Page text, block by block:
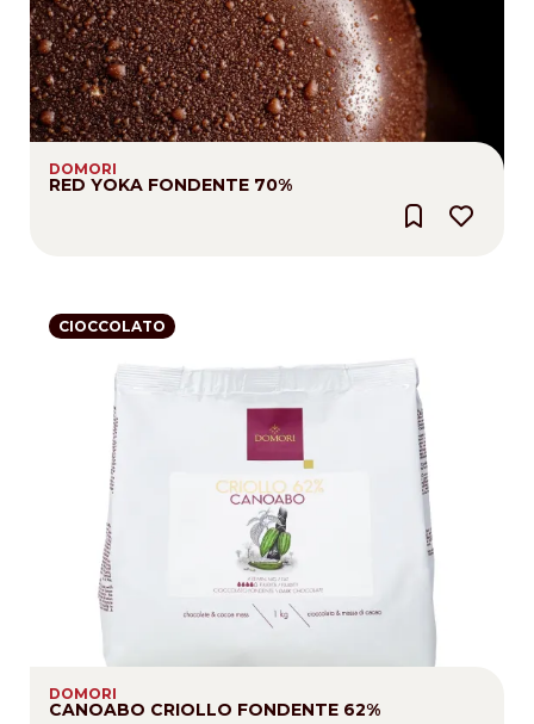
DOMORI
RED YOKA FONDENTE 70%
CIOCCOLATO
DOMORI
CANOABO CRIOLLO FONDENTE 62%